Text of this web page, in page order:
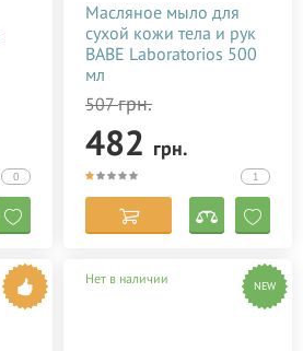
0
Масляное мыло для
сухой кожи тела и рук
BABE Laboratorios 500
мл
507грн.
482 грн.
1
Нет в наличии NEW